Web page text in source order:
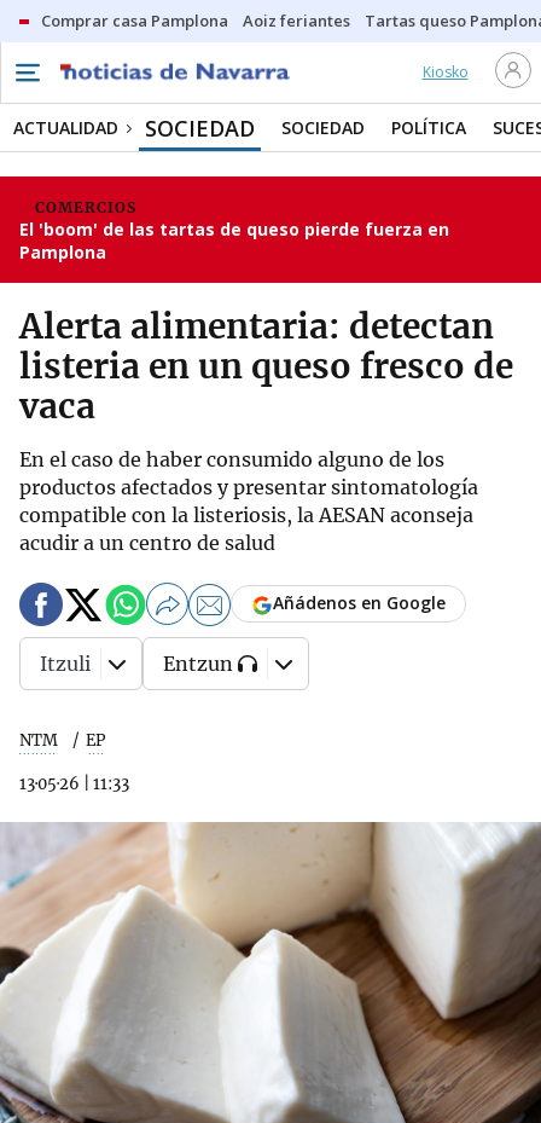
Comprar casa Pamplona Aoiz feriantes Tartas queso
Kiosko
ACTUALIDAD SOCIEDAD SOCIEDAD POLÍTICA
COMERCIOS
El 'boom' de las tartas de queso pierde fuerza en
Pamplona
Alerta alimentaria: detectan
listeria en un queso fresco de
vaca
En el caso de haber consumido alguno de los
productos afectados y presentar sintomatología
compatible con la listeriosis, la AESAN aconseja
acudir a un centro de salud
NTM EP
13·05·26 11:33
Añádenos en Google
Itzuli Entzun